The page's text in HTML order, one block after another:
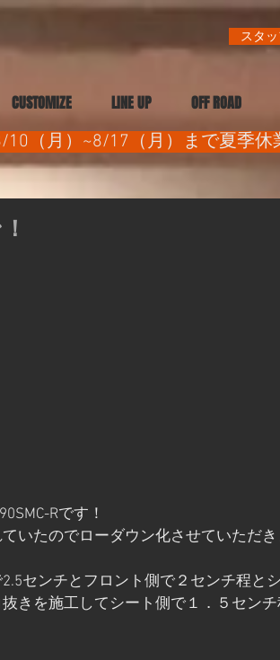
スタ
CUSTOMIZE LINE UP OFF ROAD
10（月）~8/17（月）まで夏季休
Rです！
いたのでローダウン化させていただき
センチとフロント側で２センチ程と
きを施工してシート側で１．５セン